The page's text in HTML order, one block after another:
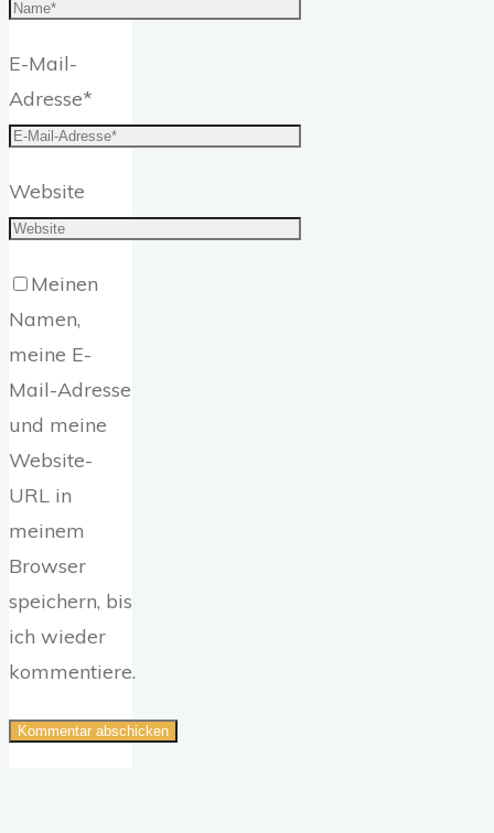
E-Mail-
Adresse*
Website
Meinen
Namen,
meine E-
Mail-Adresse
und meine
Website-
URL in
meinem
Browser
speichern, bis
ich wieder
kommentiere.